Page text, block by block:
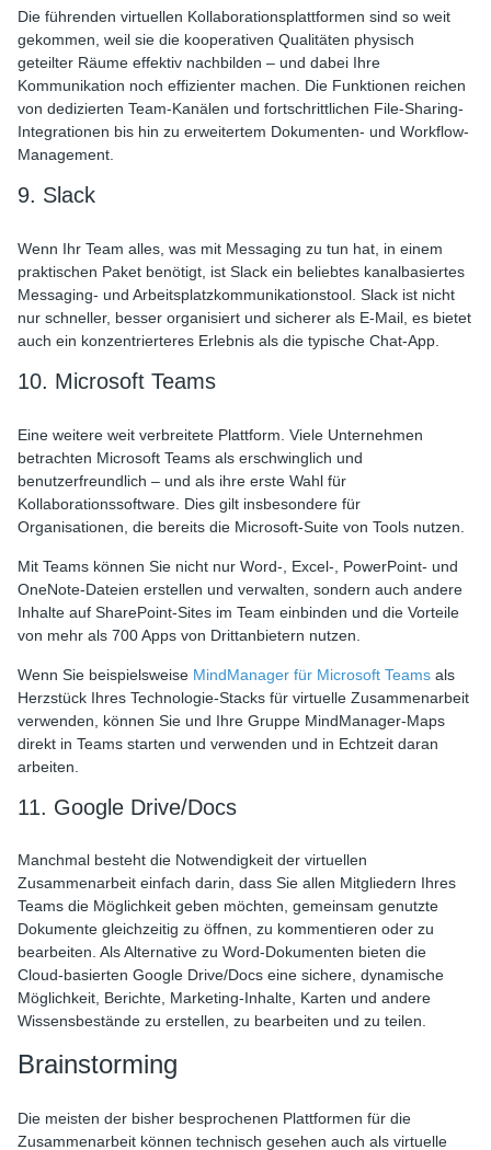
Die führenden virtuellen Kollaborationsplattformen sind so weit
gekommen, weil sie die kooperativen Qualitäten physisch
geteilter Räume effektiv nachbilden – und dabei Ihre
Kommunikation noch effizienter machen. Die Funktionen reichen
von dedizierten Team-Kanälen und fortschrittlichen File-Sharing-
Integrationen bis hin zu erweitertem Dokumenten- und Workflow-
Management.
9. Slack
Wenn Ihr Team alles, was mit Messaging zu tun hat, in einem
praktischen Paket benötigt, ist Slack ein beliebtes kanalbasiertes
Messaging- und Arbeitsplatzkommunikationstool. Slack ist nicht
nur schneller, besser organisiert und sicherer als E-Mail, es bietet
auch ein konzentrierteres Erlebnis als die typische Chat-App.
10. Microsoft Teams
Eine weitere weit verbreitete Plattform. Viele Unternehmen
betrachten Microsoft Teams als erschwinglich und
benutzerfreundlich – und als ihre erste Wahl für
Kollaborationssoftware. Dies gilt insbesondere für
Organisationen, die bereits die Microsoft-Suite von Tools nutzen.
Mit Teams können Sie nicht nur Word-, Excel-, PowerPoint- und
OneNote-Dateien erstellen und verwalten, sondern auch andere
Inhalte auf SharePoint-Sites im Team einbinden und die Vorteile
von mehr als 700 Apps von Drittanbietern nutzen.
Wenn Sie beispielsweise MindManager für Microsoft Teams als
Herzstück Ihres Technologie-Stacks für virtuelle Zusammenarbeit
verwenden, können Sie und Ihre Gruppe MindManager-Maps
direkt in Teams starten und verwenden und in Echtzeit daran
arbeiten.
11. Google Drive/Docs
Manchmal besteht die Notwendigkeit der virtuellen
Zusammenarbeit einfach darin, dass Sie allen Mitgliedern Ihres
Teams die Möglichkeit geben möchten, gemeinsam genutzte
Dokumente gleichzeitig zu öffnen, zu kommentieren oder zu
bearbeiten. Als Alternative zu Word-Dokumenten bieten die
Cloud-basierten Google Drive/Docs eine sichere, dynamische
Möglichkeit, Berichte, Marketing-Inhalte, Karten und andere
Wissensbestände zu erstellen, zu bearbeiten und zu teilen.
Brainstorming
Die meisten der bisher besprochenen Plattformen für die
Zusammenarbeit können technisch gesehen auch als virtuelle